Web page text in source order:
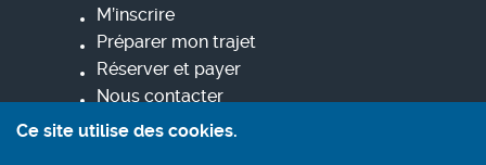
Ce site utilise des cookies.
M’inscrire
Préparer mon trajet
Réserver et payer
Nous contacter